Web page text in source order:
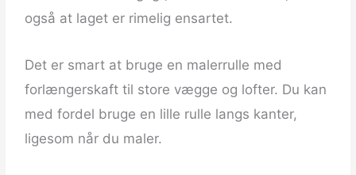
også at laget er rimelig ensartet.
Det er smart at bruge en malerrulle med
forlængerskaft til store vægge og lofter. Du kan
med fordel bruge en lille rulle langs kanter,
ligesom når du maler.